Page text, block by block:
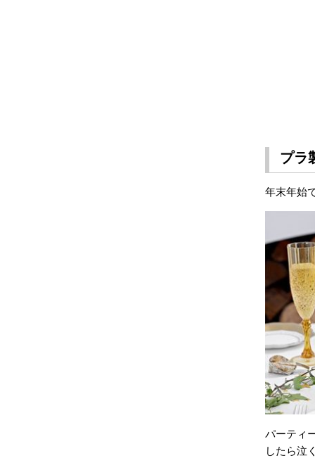
プラ
年末年始
パーティ
したら泣